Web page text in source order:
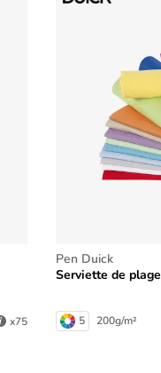
x75
Pen Duick
Serviette de plage
5 200g/m²